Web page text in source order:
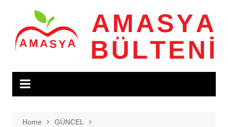
content
Home
GÜNCEL